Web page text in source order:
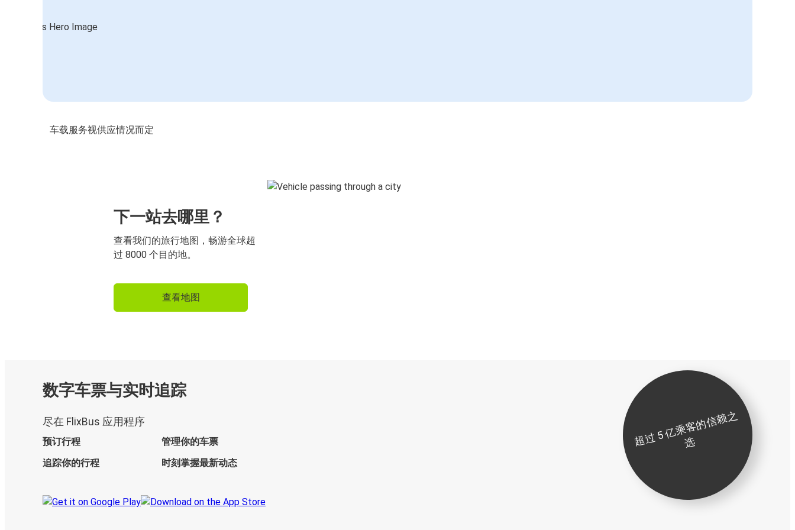
车载服务视供应情况而定
下一站去哪里？
查看我们的旅行地图，畅游全球超
过 8000 个目的地。
查看地图
数字车票与实时追踪
尽在 FlixBus 应用程序
预订行程
管理你的车票
追踪你的行程
时刻掌握最新动态
超
过
5
亿
乘
客
的
信
赖
之
选